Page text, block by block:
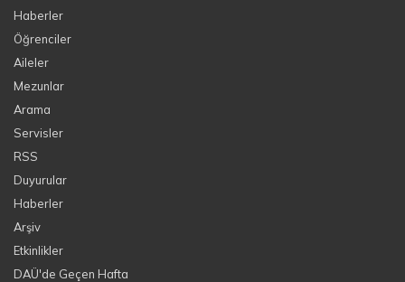
Haberler
Öğrenciler
Aileler
Mezunlar
Arama
Servisler
RSS
Duyurular
Haberler
Arşiv
Etkinlikler
DAÜ'de Geçen Hafta